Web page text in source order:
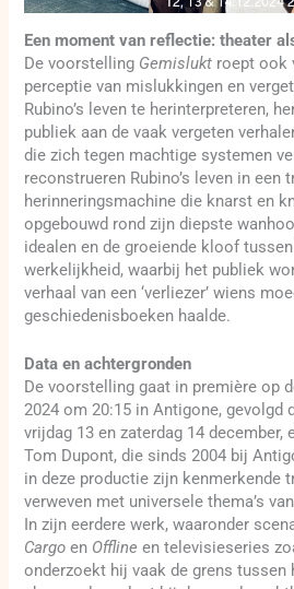
Een moment van reflectie: theater
De voorstelling Gemislukt roept ook
perceptie van mislukkingen en
Rubino’s leven te herinterpreteren,
publiek aan de vaak vergeten
die zich tegen machtige systemen
reconstrueren Rubino’s leven in een
herinneringsmachine die knarst en
opgebouwd rond zijn diepste
idealen en de groeiende kloof
werkelijkheid, waarbij het publiek
verhaal van een ‘verliezer’ wiens
geschiedenisboeken haalde.
Data en achtergronden
De voorstelling gaat in première op
2024 om 20:15 in Antigone, gevolgd
vrijdag 13 en zaterdag 14 december,
Tom Dupont, die sinds 2004 bij
in deze productie zijn kenmerkende
verweven met universele thema’s
In zijn eerdere werk, waaronder
Cargo en Offline en televisieseries
onderzoekt hij vaak de grens tussen